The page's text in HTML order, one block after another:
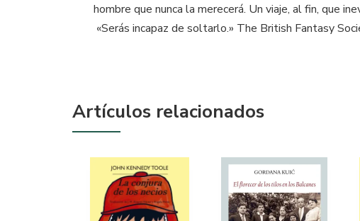
hombre que nunca la merecerá. Un viaje, al fin, que
«Serás incapaz de soltarlo.» The British Fantasy
Artículos relacionados